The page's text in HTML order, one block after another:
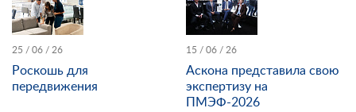
25 / 06 / 26
Роскошь для
передвижения
15 / 06 / 26
Аскона представила свою
экспертизу на
ПМЭФ-2026